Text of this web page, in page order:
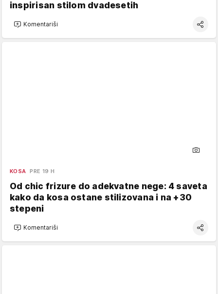
inspirisan stilom dvadesetih
Komentariši
KOSA PRE 19 H
Od chic frizure do adekvatne nege: 4 saveta
kako da kosa ostane stilizovana i na +30
stepeni
Komentariši